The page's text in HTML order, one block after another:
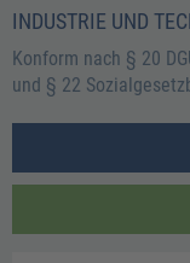
INDUSTRIE UND
Konform nach § 20
und § 22